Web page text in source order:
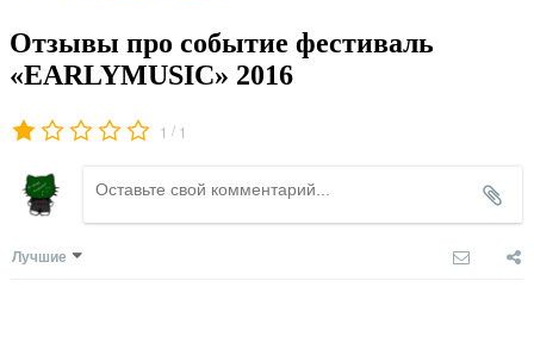
Отзывы про событие фестиваль
«EARLYMUSIC» 2016
1 / 1
Лучшие